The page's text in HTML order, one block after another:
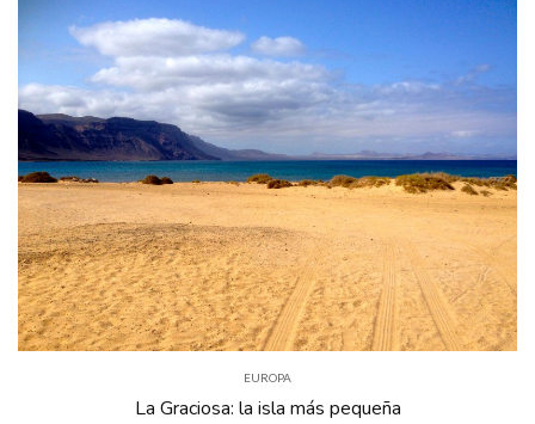
EUROPA
La Graciosa: la isla más pequeña